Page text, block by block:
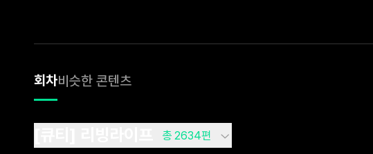
회차비슷한 콘텐츠
총 2634편